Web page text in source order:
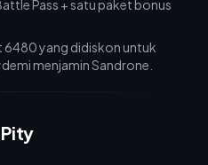
Pass + satu paket bonus
6480 yang didiskon untuk
demi menjamin Sandrone.